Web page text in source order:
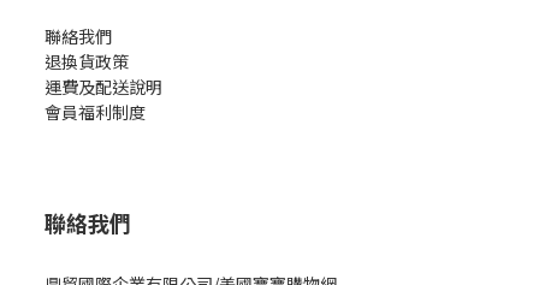
聯絡我們
退換貨政策
運費及配送說明
會員福利制度
聯絡我們